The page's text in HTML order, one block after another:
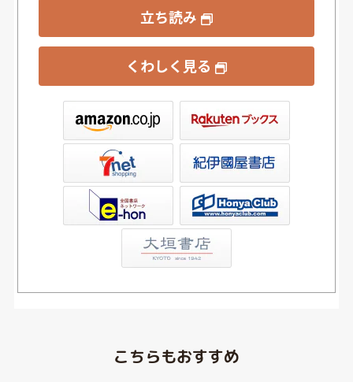
立ち読み
くわしく見る
書店ウェブストア
こちらもおすすめ